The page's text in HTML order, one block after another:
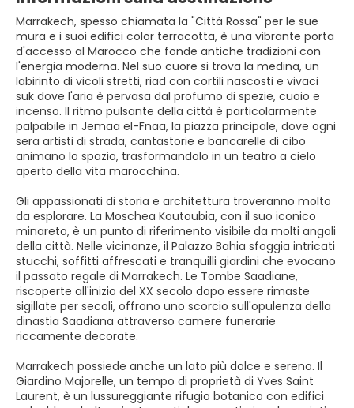
Marrakech, spesso chiamata la "Città Rossa" per le sue
mura e i suoi edifici color terracotta, è una vibrante porta
d'accesso al Marocco che fonde antiche tradizioni con
l'energia moderna. Nel suo cuore si trova la medina, un
labirinto di vicoli stretti, riad con cortili nascosti e vivaci
suk dove l'aria è pervasa dal profumo di spezie, cuoio e
incenso. Il ritmo pulsante della città è particolarmente
palpabile in Jemaa el-Fnaa, la piazza principale, dove ogni
sera artisti di strada, cantastorie e bancarelle di cibo
animano lo spazio, trasformandolo in un teatro a cielo
aperto della vita marocchina.
Gli appassionati di storia e architettura troveranno molto
da esplorare. La Moschea Koutoubia, con il suo iconico
minareto, è un punto di riferimento visibile da molti angoli
della città. Nelle vicinanze, il Palazzo Bahia sfoggia intricati
stucchi, soffitti affrescati e tranquilli giardini che evocano
il passato regale di Marrakech. Le Tombe Saadiane,
riscoperte all'inizio del XX secolo dopo essere rimaste
sigillate per secoli, offrono uno scorcio sull'opulenza della
dinastia Saadiana attraverso camere funerarie
riccamente decorate.
Marrakech possiede anche un lato più dolce e sereno. Il
Giardino Majorelle, un tempo di proprietà di Yves Saint
Laurent, è un lussureggiante rifugio botanico con edifici